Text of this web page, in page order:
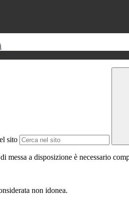
sito
messa a disposizione è necessario
non idonea.